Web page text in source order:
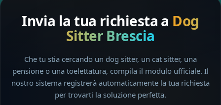
Invia la tua richiesta a Dog
Sitter Brescia
Che tu stia cercando un dog sitter, un cat sitter, una
pensione o una toelettatura, compila il modulo ufficiale. Il
nostro sistema registrerà automaticamente la tua richiesta
per trovarti la soluzione perfetta.